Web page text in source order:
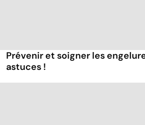
Prévenir et soigner les
astuces !